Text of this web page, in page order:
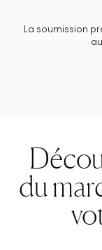
La soumission
du